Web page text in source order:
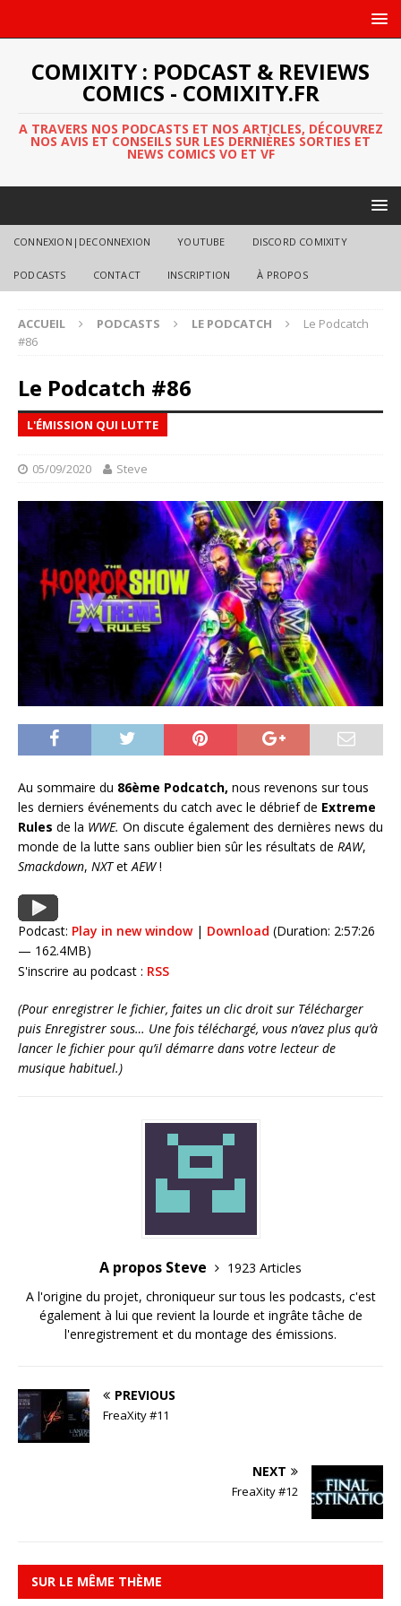
COMIXITY : PODCAST & REVIEWS
COMICS - COMIXITY.FR
A TRAVERS NOS PODCASTS ET NOS ARTICLES, DÉCOUVREZ
NOS AVIS ET CONSEILS SUR LES DERNIÈRES SORTIES ET
NEWS COMICS VO ET VF
CONNEXION|DECONNEXION YOUTUBE DISCORD COMIXITY
PODCASTS CONTACT INSCRIPTION À PROPOS
ACCUEIL PODCASTS LE PODCATCH
Le Podcatch
#86
Le Podcatch #86
L'ÉMISSION QUI LUTTE
05/09/2020 Steve
Au sommaire du 86ème Podcatch, nous revenons sur tous
les derniers événements du catch avec le débrief de Extreme
Rules de la WWE. On discute également des dernières news du
monde de la lutte sans oublier bien sûr les résultats de RAW,
Smackdown, NXTetAEW!
Podcast: Play in new window| Download (Duration: 2:57:26
— 162.4MB)
S'inscrire au podcast : RSS
(Pour enregistrer le fichier, faites un clic droit sur Télécharger
puis Enregistrer sous… Une fois téléchargé, vous n’avez plus qu’à
lancer le fichier pour qu’il démarre dans votre lecteur de
musique habituel.)
A propos Steve
1923 Articles
A l'origine du projet, chroniqueur sur tous les podcasts, c'est
également à lui que revient la lourde et ingrâte tâche de
l'enregistrement et du montage des émissions.
PREVIOUS
FreaXity #11
NEXT
FreaXity #12
SUR LE MÊME THÈME